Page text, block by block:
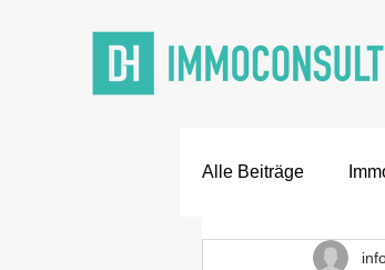
Alle Beiträge
Off Market Deals